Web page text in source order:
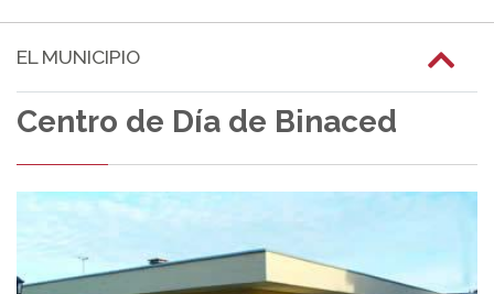
EL MUNICIPIO
Centro de Día de Binaced